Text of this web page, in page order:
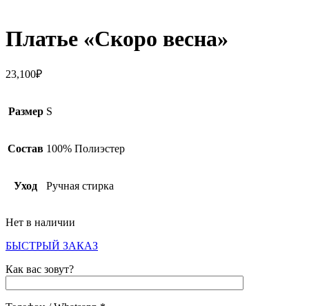
Платье «Скоро весна»
23,100₽
Размер S
Состав 100% Полиэстер
Уход Ручная стирка
Нет в наличии
БЫСТРЫЙ ЗАКАЗ
Как вас зовут?